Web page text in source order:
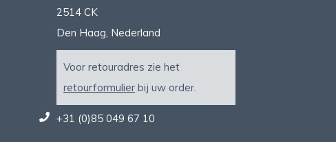
2514 CK
Den Haag, Nederland
Voor retouradres zie het
retourformulier bij uw order.
+31 (0)85 049 67 10